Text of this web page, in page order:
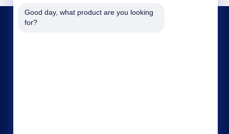
Good day, what product are you looking
for?